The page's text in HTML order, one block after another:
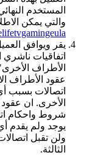
والتي يمكن
يقر ويوافق
الأطراف
عقود الأطراف
اتصالات بسبب
الأخرى. ان عقود
يوجد ولم يقدم
ولن تقبل
الثالثة.